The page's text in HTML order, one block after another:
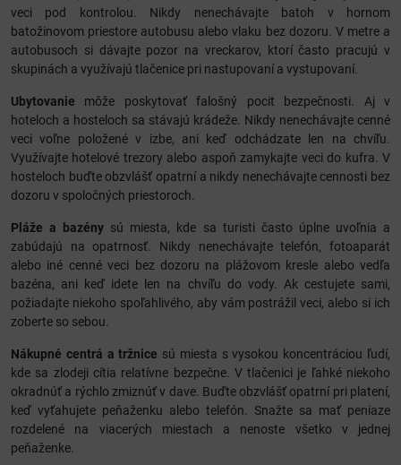
veci pod kontrolou. Nikdy nenechávajte batoh v hornom
batožinovom priestore autobusu alebo vlaku bez dozoru. V metre a
autobusoch si dávajte pozor na vreckarov, ktorí často pracujú v
skupinách a využívajú tlačenice pri nastupovaní a vystupovaní.
Ubytovanie môže poskytovať falošný pocit bezpečnosti. Aj v
hoteloch a hosteloch sa stávajú krádeže. Nikdy nenechávajte cenné
veci voľne položené v izbe, ani keď odchádzate len na chvíľu.
Využívajte hotelové trezory alebo aspoň zamykajte veci do kufra. V
hosteloch buďte obzvlášť opatrní a nikdy nenechávajte cennosti bez
dozoru v spoločných priestoroch.
Pláže a bazény sú miesta, kde sa turisti často úplne uvoľnia a
zabúdajú na opatrnosť. Nikdy nenechávajte telefón, fotoaparát
alebo iné cenné veci bez dozoru na plážovom kresle alebo vedľa
bazéna, ani keď idete len na chvíľu do vody. Ak cestujete sami,
požiadajte niekoho spoľahlivého, aby vám postrážil veci, alebo si ich
zoberte so sebou.
Nákupné centrá a tržnice sú miesta s vysokou koncentráciou ľudí,
kde sa zlodeji cítia relatívne bezpečne. V tlačenici je ľahké niekoho
okradnúť a rýchlo zmiznúť v dave. Buďte obzvlášť opatrní pri platení,
keď vyťahujete peňaženku alebo telefón. Snažte sa mať peniaze
rozdelené na viacerých miestach a nenoste všetko v jednej
peňaženke.